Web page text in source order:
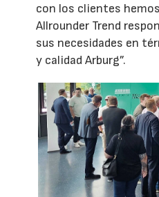
con los clientes
Allrounder Trend
sus necesidades en
y calidad Arburg”.